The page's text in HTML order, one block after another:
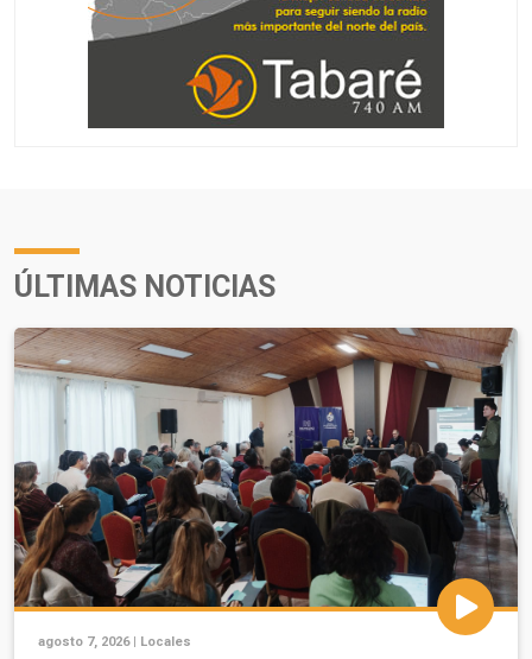
ÚLTIMAS NOTICIAS
agosto 7, 2026 | Locales